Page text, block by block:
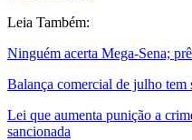
Leia Também:
Ninguém acerta Mega-Sena;
Balança comercial de julho
Lei que aumenta punição a
sancionada